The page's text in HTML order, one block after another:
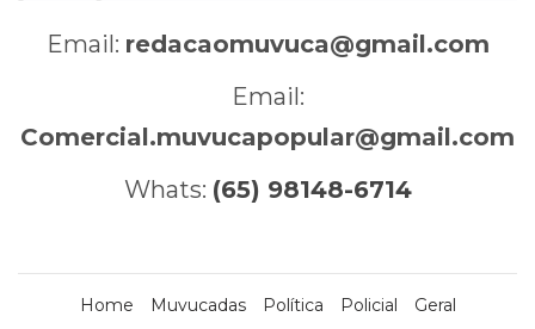
Email: redacaomuvuca@gmail.com
Email:
Comercial.muvucapopular@gmail.com
Whats: (65) 98148-6714
Home Muvucadas Política Policial
Geral